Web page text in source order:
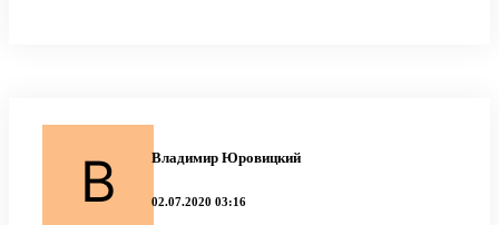
Владимир Юровицкий
02.07.2020 03:16